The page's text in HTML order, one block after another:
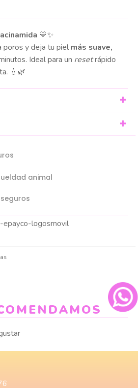
💛✨
poros y deja tu piel más suave,
Ideal para un resetrápido
💧🌿
animal
seguros